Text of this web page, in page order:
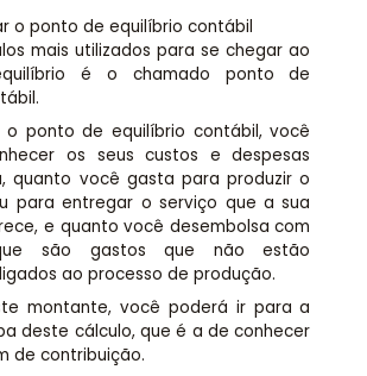
o ponto de equilíbrio contábil
mais utilizados para se chegar ao
é o chamado ponto de
o ponto de equilíbrio contábil, você
os seus custos e despesas
quanto você gasta para produzir o
para entregar o serviço que a sua
e quanto você desembolsa com
são gastos que não estão
ao processo de produção.
montante, você poderá ir para a
deste cálculo, que é a de conhecer
de contribuição.